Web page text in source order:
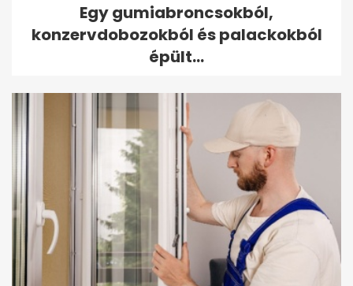
Egy gumiabroncsokból,
konzervdobozokból és palackokból
épült...